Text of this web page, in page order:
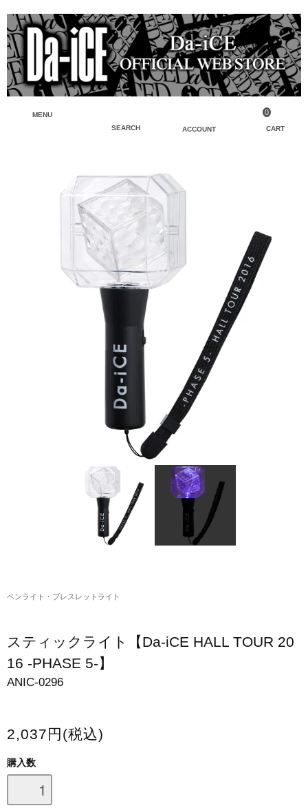
MENU
SEARCH
ACCOUNT CART
0
フェイスタオル・タオル
Tシャツ・シャツ
パーカー・スウェット・ブルゾン
バッグ・ポーチ
キーホルダー・チャーム
アクリルスタンド・アクセサリー・帽子
缶バッジ・ステッカー
生活雑貨・菓子・ゲーム
大野雄大グッズ
花村想太｜Natural Lag(ナチュラルラグ)グッズ
和田颯｜Wagic Hour Worksグッズ
スマホケース・モバイルバッテリー
会場限定グッズ
検索
ペンライト・ブレスレットライト
スティックライト【Da-iCE HALL TOUR 20
16 -PHASE 5-】
ANIC-0296
2,037円(税込)
購入数